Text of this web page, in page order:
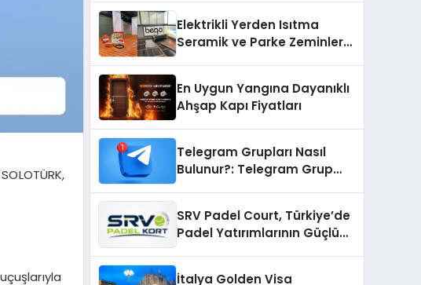
Elektrikli Yerden Isıtma
Seramik ve Parke Zeminler
En Uygun Yangına Dayanıklı
Ahşap Kapı Fiyatları
Telegram Grupları Nasıl
Bulunur?: Telegram Grup
SRV Padel Court, Türkiye’de
Padel Yatırımlarının Güçlü
İtalya Golden Visa